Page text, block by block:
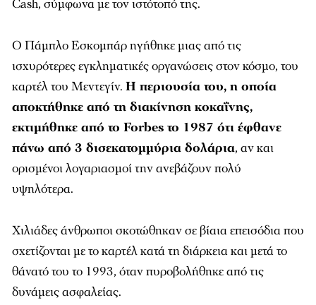
Cash, σύμφωνα με τον ιστότοπό της.
Ο Πάμπλο Εσκομπάρ ηγήθηκε μιας από τις
ισχυρότερες εγκληματικές οργανώσεις στον κόσμο, του
καρτέλ του Μεντεγίν. Η περιουσία του, η οποία
αποκτήθηκε από τη διακίνηση κοκαΐνης,
εκτιμήθηκε από το Forbes το 1987 ότι έφθανε
πάνω από 3 δισεκατομμύρια δολάρια, αν και
ορισμένοι λογαριασμοί την ανεβάζουν πολύ
υψηλότερα.
Χιλιάδες άνθρωποι σκοτώθηκαν σε βίαια επεισόδια που
σχετίζονται με το καρτέλ κατά τη διάρκεια και μετά το
θάνατό του το 1993, όταν πυροβολήθηκε από τις
δυνάμεις ασφαλείας.